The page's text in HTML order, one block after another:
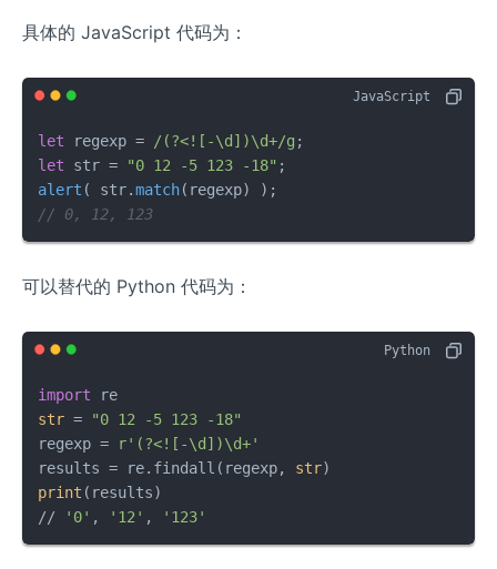
具体的 JavaScript 代码为：
let regexp = /(?<![-\d])\d+/g
let str = "0 12 -5 123 -18"
alert ( str.match
// 0, 12, 123
可以替代的 Python 代码为：
import
str =
"0 12 -5 123 -18"
regexp =
r'(?<![-\d])\d+'
results = re.findall(regexp, str
print (results)
//
'0' , '12' , '123'